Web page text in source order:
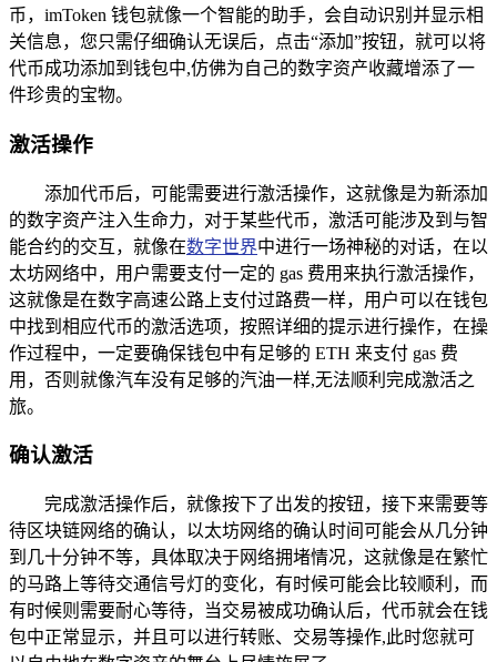
币，imToken 钱包就像一个智能的助手，会自动识别并显示相
关信息，您只需仔细确认无误后，点击“添加”按钮，就可以将
代币成功添加到钱包中,仿佛为自己的数字资产收藏增添了一
件珍贵的宝物。
激活操作
添加代币后，可能需要进行激活操作，这就像是为新添加
的数字资产注入生命力，对于某些代币，激活可能涉及到与智
能合约的交互，就像在数字世界中进行一场神秘的对话，在以
太坊网络中，用户需要支付一定的 gas 费用来执行激活操作，
这就像是在数字高速公路上支付过路费一样，用户可以在钱包
中找到相应代币的激活选项，按照详细的提示进行操作，在操
作过程中，一定要确保钱包中有足够的 ETH 来支付 gas 费
用，否则就像汽车没有足够的汽油一样,无法顺利完成激活之
旅。
确认激活
完成激活操作后，就像按下了出发的按钮，接下来需要等
待区块链网络的确认，以太坊网络的确认时间可能会从几分钟
到几十分钟不等，具体取决于网络拥堵情况，这就像是在繁忙
的马路上等待交通信号灯的变化，有时候可能会比较顺利，而
有时候则需要耐心等待，当交易被成功确认后，代币就会在钱
包中正常显示，并且可以进行转账、交易等操作,此时您就可